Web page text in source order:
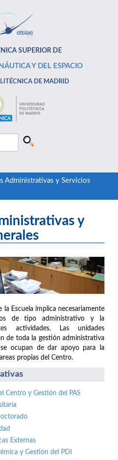
SUPERIOR DE
Y DEL ESPACIO
DE MADRID
Administrativas y Servicios
y
Escuela implica necesariamente
de tipo administrativo y la
actividades. Las unidades
de toda la gestión administrativa
ocupan de dar apoyo para la
propias del Centro.
Centro y Gestión del PAS
Externas
y Gestión del PDI